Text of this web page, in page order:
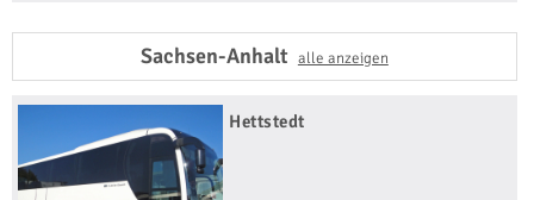
Sachsen-Anhalt alle anzeigen
Hettstedt